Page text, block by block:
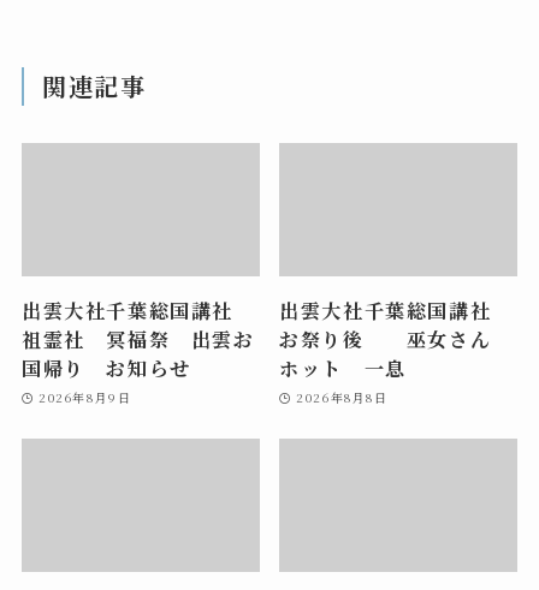
関連記事
出雲大社千葉総国講社
祖霊社 冥福祭 出雲お
国帰り お知らせ
2026年8月9日
出雲大社千葉総国講社
お祭り後 巫女さん
ホット 一息
2026年8月8日